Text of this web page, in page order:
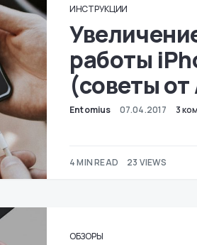
ИНСТРУКЦИИ
работы
(советы
Entomius 07.04.2017 3
4 MIN READ 23 VIEWS
ОБЗОРЫ